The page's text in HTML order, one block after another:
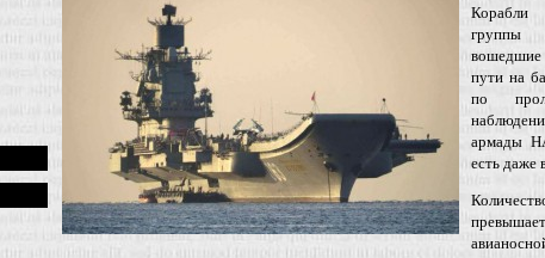
Корабли
группы
пути на
по
армады
есть даже